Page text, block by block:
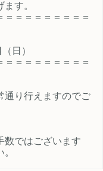
ター様は「お問い合わせは
からご連絡ください。
す。
＝＝＝＝＝＝＝＝＝
日）
＝＝＝＝＝＝＝＝＝
通り行えますのでご
数ではございます